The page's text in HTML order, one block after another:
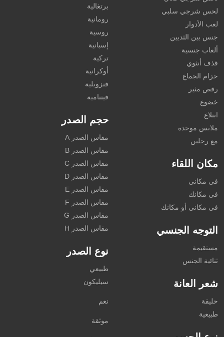
لحس شرجي سلبي
لعب الأدوار
جنس بين الثديين
ألعاب جنسية
قذف أنثوي
حزام الجماع
رقص مثير
خضوع
ابتلاع
ملابس موحدة
مع رجلين
مكان اللقاء
في مكاني
في مكانك
في مكاني أو مكانك
التوجه الجنسي
مستقيمة
ثنائية الجنس
شعر العانة
حليقة
طبيعية
برتغالية
رومانية
روسية
إسبانية
تركية
أوكرانية
فنزويلية
فيتنامية
حجم الصدر
مقاس الصدر A
مقاس الصدر B
مقاس الصدر C
مقاس الصدر D
مقاس الصدر E
مقاس الصدر F
مقاس الصدر G
مقاس الصدر H
نوع الصدر
طبيعي
سيليكون
نعم
موثقة